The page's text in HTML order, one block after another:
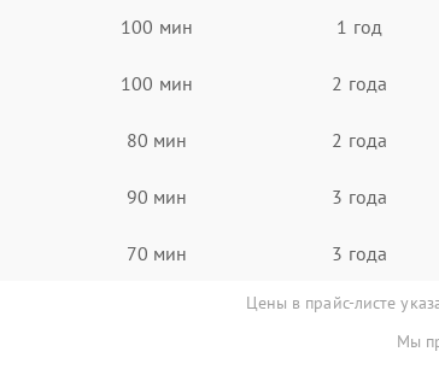
100 мин 1 год
100 мин 2 года
80 мин 2 года
90 мин 3 года
70 мин 3 года
Цены в прайс-листе
Мы